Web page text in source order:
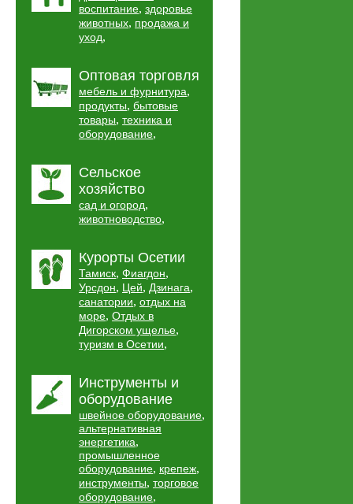
воспитание, здоровье
животных, продажа и
уход,
Оптовая торговля
мебель и фурнитура,
продукты, бытовые
товары, техника и
оборудование,
Сельское
хозяйство
сад и огород,
животноводство,
Курорты Осетии
Тамиск, Фиагдон,
Урсдон, Цей, Дзинага,
санатории, отдых на
море, Отдых в
Дигорском ущелье,
туризм в Осетии,
Инструменты и
оборудование
швейное оборудование,
альтернативная
энергетика,
промышленное
оборудование, крепеж,
инструменты, торговое
оборудование,